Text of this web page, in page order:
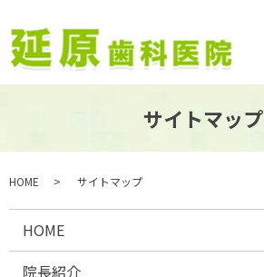
サイトマップ
HOME サイトマップ
HOME
院長紹介